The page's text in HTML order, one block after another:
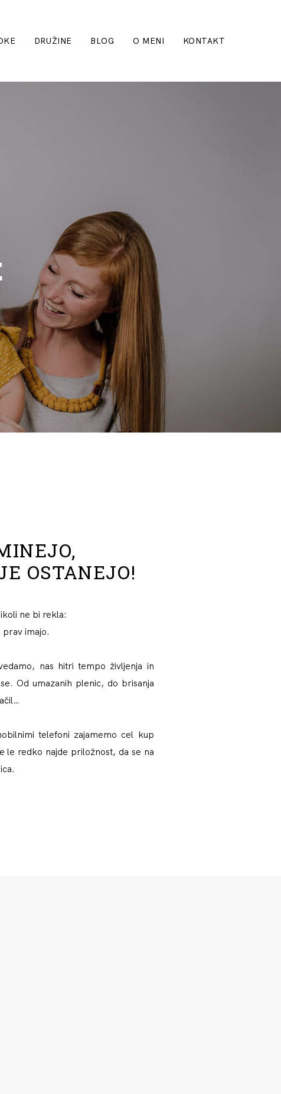
DRUŽINE BLOG O MENI KONTAKT
OSTANEJO!
ne bi rekla:
prav imajo.
nas hitri tempo življenja in
Od umazanih plenic, do brisanja
telefoni zajamemo cel kup
le redko najde priložnost, da se na